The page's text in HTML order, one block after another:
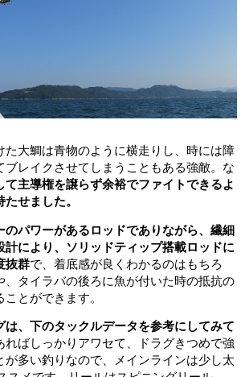
た大鯛は青物のように横走りし、時には障
ブレイクさせてしまうこともある強敵。な
て主導権を譲らず余裕でファイトできるよ
せました。
のパワーがあるロッドでありながら、繊細
計により、ソリッドティップ搭載ロッドに
抜群で、着底感が良くわかるのはもちろ
、タイラバの後ろに魚が付いた時の抵抗の
とができます。
は、下のタックルデータを参考にしてみて
ればしっかりアワセて、ドラグきつめで強
が多い釣りなので、メインラインは少し太